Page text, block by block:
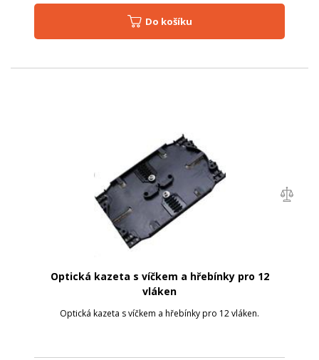
Do košíku
Optická kazeta s víčkem a hřebínky pro 12
vláken
Optická kazeta s víčkem a hřebínky pro 12 vláken.